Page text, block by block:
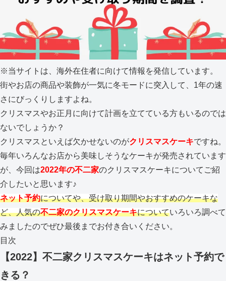
※当サイトは、海外在住者に向けて情報を発信しています。
街やお店の商品や装飾が一気に冬モードに突入して、1年の速
さにびっくりしますよね。
クリスマスやお正月に向けて計画を立てている方もいるのでは
ないでしょうか？
クリスマスといえば欠かせないのがクリスマスケーキですね。
毎年いろんなお店から美味しそうなケーキが発売されています
が、今回は2022年の不二家のクリスマスケーキについてご紹
介したいと思います♪
ネット予約についてや、受け取り期間やおすすめのケーキな
ど、人気の不二家のクリスマスケーキについていろいろ調べて
みましたのでぜひ最後までお付き合いください。
目次
【2022】不二家クリスマスケーキはネット予約で
きる？